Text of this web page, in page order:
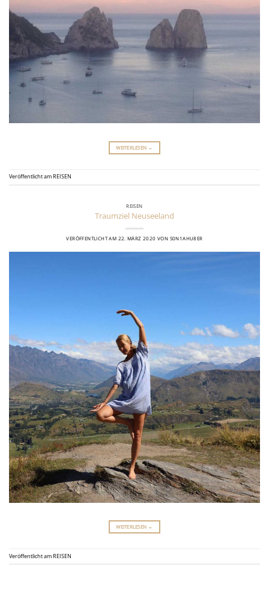
WEITERLESEN →
Veröffentlicht amREISEN
REISEN
Traumziel Neuseeland
VERÖFFENTLICHT AM 22. MÄRZ 2020 VON S0N1AHU8ER
WEITERLESEN →
Veröffentlicht amREISEN